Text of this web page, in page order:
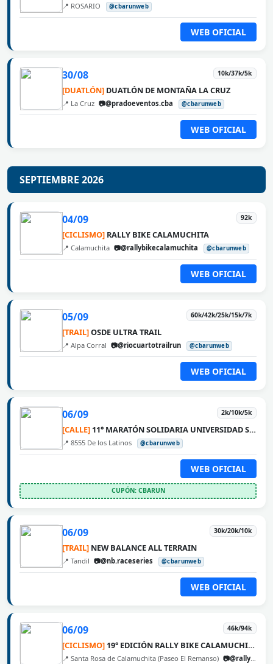
📍 ROSARIO @cbarunweb
WEB OFICIAL
30/08 10k/37k/5k
[DUATLÓN] DUATLÓN DE MONTAÑA LA CRUZ
📍 La Cruz 📷@pradoeventos.cba @cbarunweb
WEB OFICIAL
SEPTIEMBRE 2026
04/09 92k
[CICLISMO] RALLY BIKE CALAMUCHITA
📍 Calamuchita 📷@rallybikecalamuchita @cbarunweb
WEB OFICIAL
05/09 60k/42k/25k/15k/7k
[TRAIL]OSDE ULTRA TRAIL
📍 Alpa Corral 📷@riocuartotrailrun @cbarunweb
WEB OFICIAL
06/09 2k/10k/5k
[CALLE] 11° MARATÓN SOLIDARIA UNIVERSIDAD SIGLO 21
📍 8555 De los Latinos @cbarunweb
WEB OFICIAL
CUPÓN: CBARUN
06/09 30k/20k/10k
[TRAIL] NEW BALANCE ALL TERRAIN
📍 Tandil 📷@nb.raceseries @cbarunweb
WEB OFICIAL
06/09 46k/94k
[CICLISMO] 19° EDICIÓN RALLY BIKE CALAMUCHITA
📍 Santa Rosa de Calamuchita (Paseo El Remanso) 📷@rallybikecalamuchita